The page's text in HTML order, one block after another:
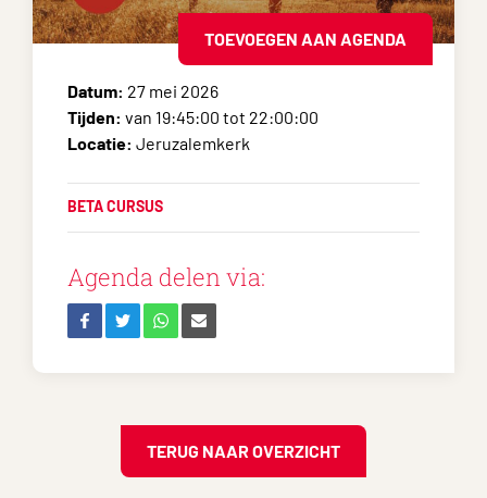
TOEVOEGEN AAN AGENDA
Datum: 27 mei 2026
Tijden: van 19:45:00 tot 22:00:00
Locatie: Jeruzalemkerk
BETA CURSUS
Agenda delen via:
TERUG NAAR OVERZICHT